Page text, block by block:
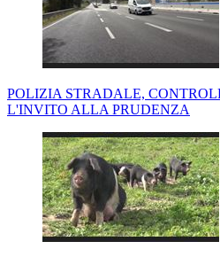
POLIZIA STRADALE,
L'INVITO ALLA PRUDENZA